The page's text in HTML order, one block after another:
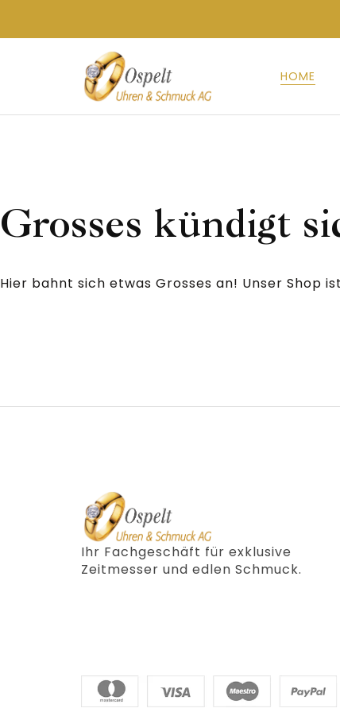
HOME
Grosses kündigt
Hier bahnt sich etwas Grosses an! Unser Shop
Ihr Fachgeschäft für exklusive
Zeitmesser und edlen Schmuck.